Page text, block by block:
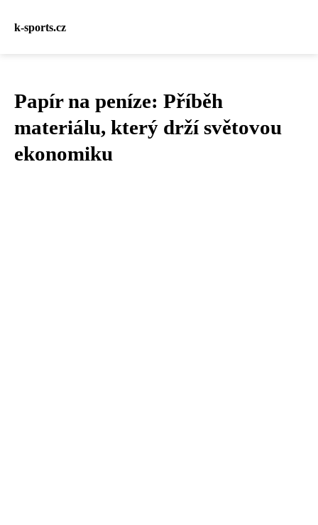
k-sports.cz
Papír na peníze: Příběh
materiálu, který drží světovou
ekonomiku